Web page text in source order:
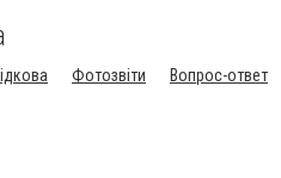
Фотозвіти Вопрос-ответ